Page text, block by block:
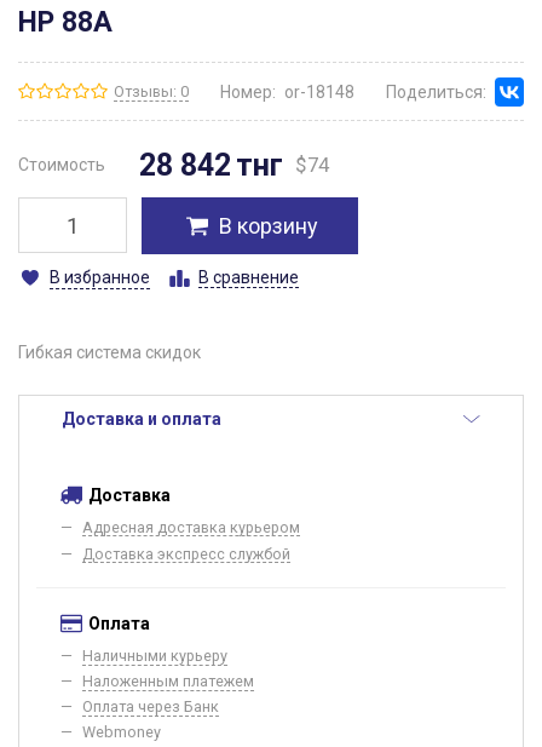
HP 88A
Отзывы: 0 Номер: or-18148 Поделиться:
Стоимость 28 842 тнг $74
В корзину
В избранное В сравнение
Гибкая система скидок
Доставка и оплата
Доставка
Адресная доставка курьером
Доставка экспресс службой
Оплата
Наличными курьеру
Наложенным платежем
Оплата через Банк
Webmoney